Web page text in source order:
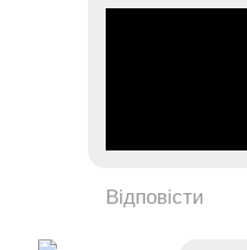
Відповісти